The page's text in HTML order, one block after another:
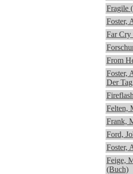
Fragile
Foster,
Far Cry
From
Foster,
Der
Felten,
Frank,
Ford,
Foster,
Feige,
(Buch)